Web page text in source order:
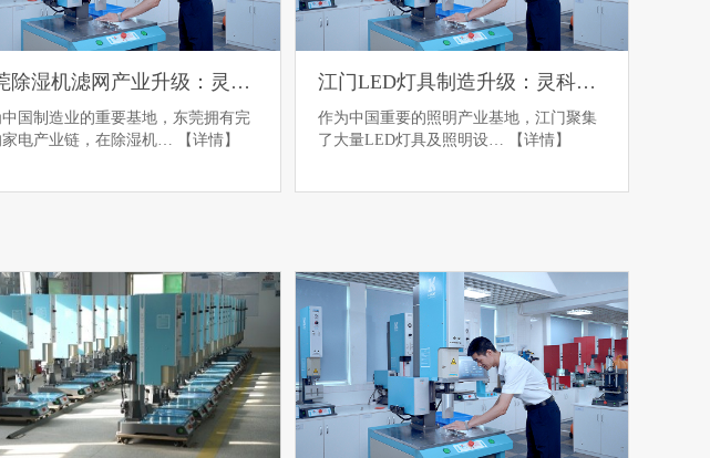
东莞除湿机滤网产业升级：灵科超声波助力精密焊接
国制造业的重要基地，东莞拥有完
家电产业链，在除湿机…
【详情】
江门LED灯具制造升级：灵科超声波助力灯罩密封焊接
作为中国重要的照明产业基地，江门聚集
了大量LED灯具及照明设…
【详情】